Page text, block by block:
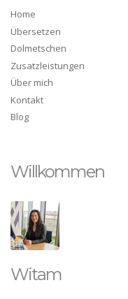
Home
Übersetzen
Dolmetschen
Zusatzleistungen
Über mich
Kontakt
Blog
Willkommen
Witam